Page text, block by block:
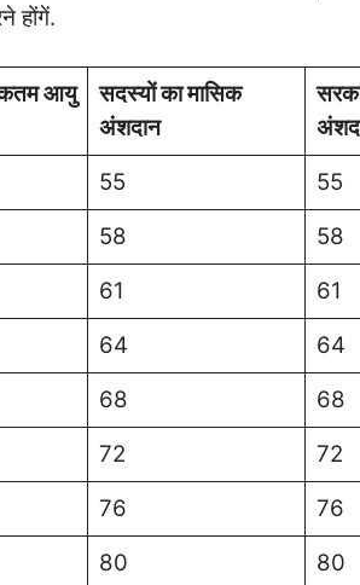
होंगें.
आयु
सदस्यों का मासिक
अंशदान
55 55
58 58
61 61
64 64
68 68
72 72
76 76
80 80